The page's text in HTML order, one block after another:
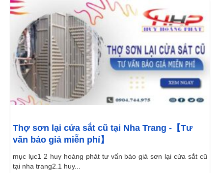
Thợ sơn lại cửa sắt cũ tại Nha Trang -【Tư
vấn báo giá miễn phí】
mục lục1 2 huy hoàng phát tư vấn báo giá sơn lại cửa sắt cũ
tại nha trang2.1 huy...